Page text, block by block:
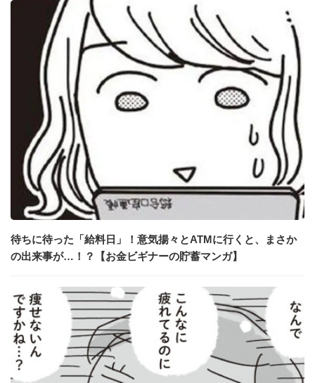
待ちに待った「給料日」！意気揚々とATMに行くと、まさか
の出来事が…！？【お金ビギナーの貯蓄マンガ】